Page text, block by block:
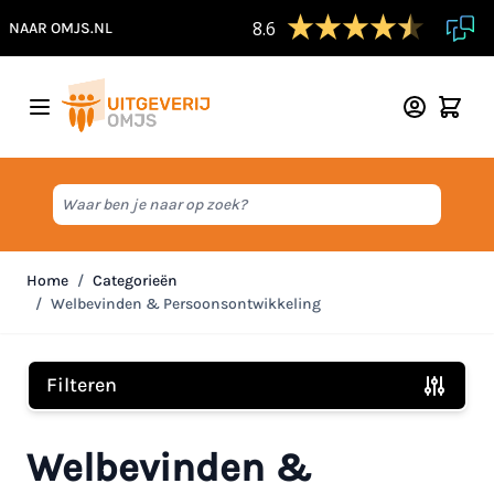
NAAR OMJS.NL 8.6
Waar ben je naar op zoek?
Home / Categorieën
/ Welbevinden & Persoonsontwikkeling
Filteren
Welbevinden &